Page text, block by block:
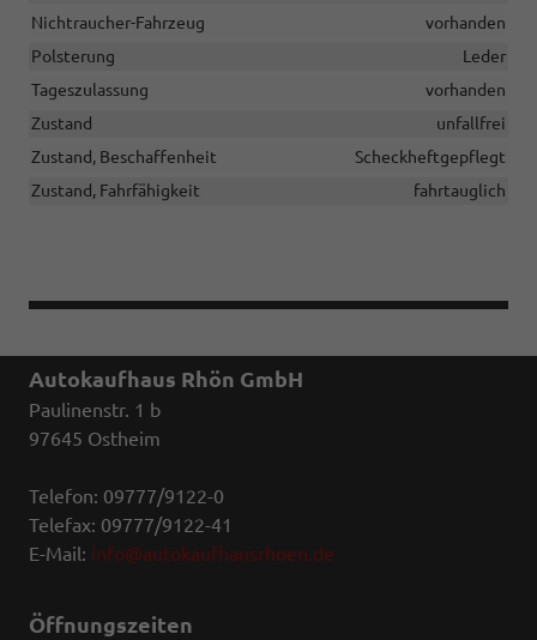
Nichtraucher-Fahrzeug
vorhanden
Polsterung
Leder
Tageszulassung
vorhanden
Zustand
unfallfrei
Zustand, Beschaffenheit
Scheckheftgepflegt
Zustand, Fahrfähigkeit
fahrtauglich
Autokaufhaus Rhön GmbH
Paulinenstr. 1 b
97645 Ostheim
Telefon: 09777/9122-0
Telefax: 09777/9122-41
E-Mail: info@autokaufhausrhoen.de
Öffnungszeiten